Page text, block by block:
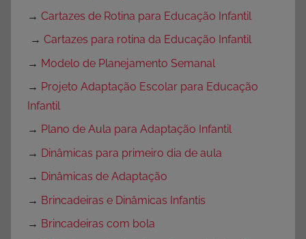
→ Cartazes de Rotina para Educação Infantil
→ Cartazes para rotina da Educação Infantil
→ Modelo de Planejamento Semanal
→ Projeto Adaptação Escolar para Educação
Infantil
→ Plano de Aula para Adaptação Infantil
→ Dinâmicas para primeiro dia de aula
→ Dinâmicas de Adaptação
→ Brincadeiras e Dinâmicas Infantis
→ Brincadeiras com bola